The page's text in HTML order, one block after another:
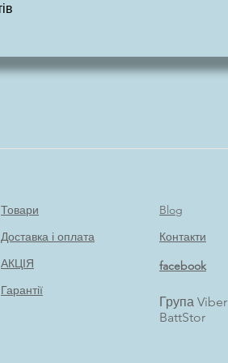
Товари
Доставка і оплата
АКЦІЯ
Гарантії
Blog
Контакти
facebook
Група Viber
BattStor